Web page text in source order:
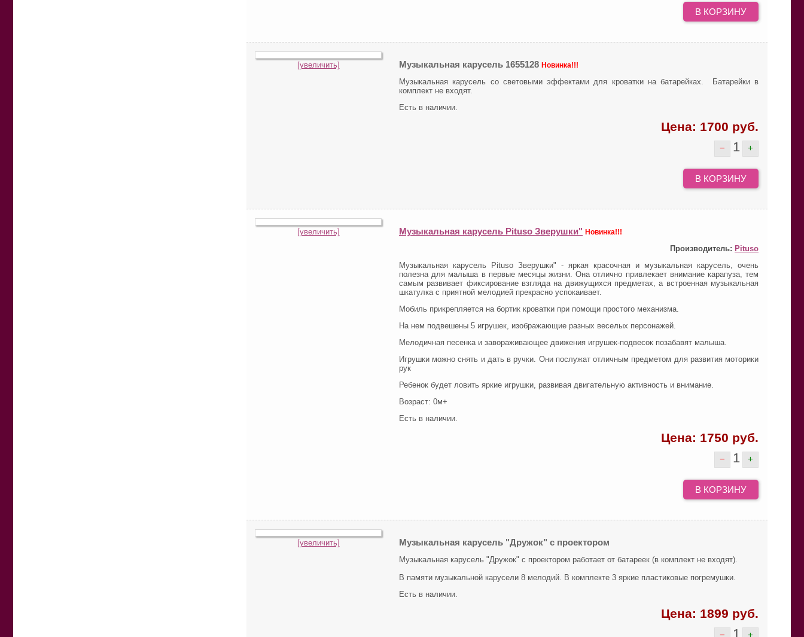
В КОРЗИНУ
[увеличить] Музыкальная карусель 1655128 Новинка!!!
Музыкальная карусель со световыми эффектами для кроватки на батарейках. Батарейки в
комплект не входят.
Есть в наличии.
Цена: 1700 руб.
− 1 +
В КОРЗИНУ
[увеличить] Музыкальная карусель Pituso Зверушки" Новинка!!!
Производитель: Pituso
Музыкальная карусель Pituso Зверушки" - яркая красочная и музыкальная карусель, очень
полезна для малыша в первые месяцы жизни. Она отлично привлекает внимание карапуза, тем
самым развивает фиксирование взгляда на движущихся предметах, а встроенная музыкальная
шкатулка с приятной мелодией прекрасно успокаивает.
Мобиль прикрепляется на бортик кроватки при помощи простого механизма.
На нем подвешены 5 игрушек, изображающие разных веселых персонажей.
Мелодичная песенка и завораживающее движения игрушек-подвесок позабавят малыша.
Игрушки можно снять и дать в ручки. Они послужат отличным предметом для развития моторики
рук
Ребенок будет ловить яркие игрушки, развивая двигательную активность и внимание.
Возраст: 0м+
Есть в наличии.
Цена: 1750 руб.
− 1 +
В КОРЗИНУ
[увеличить] Музыкальная карусель "Дружок" с проектором
Музыкальная карусель "Дружок" с проектором работает от батареек (в комплект не входят).
В памяти музыкальной карусели 8 мелодий. В комплекте 3 яркие пластиковые погремушки.
Есть в наличии.
Цена: 1899 руб.
− 1 +